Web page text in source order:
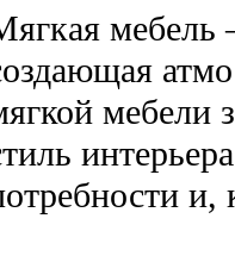
мебель
мебели
и,